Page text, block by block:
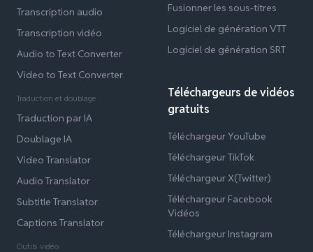
Transcription audio
Transcription vidéo
Audio to Text Converter
Video to Text Converter
Traduction et doublage
Traduction par IA
Doublage IA
Video Translator
Audio Translator
Subtitle Translator
Captions Translator
Outils vidéo
Fusionner les sous-titres
Logiciel de génération VTT
Logiciel de génération SRT
Téléchargeurs de vidéos
gratuits
Téléchargeur YouTube
Téléchargeur TikTok
Téléchargeur X(Twitter)
Téléchargeur Facebook
Vidéos
Téléchargeur Instagram